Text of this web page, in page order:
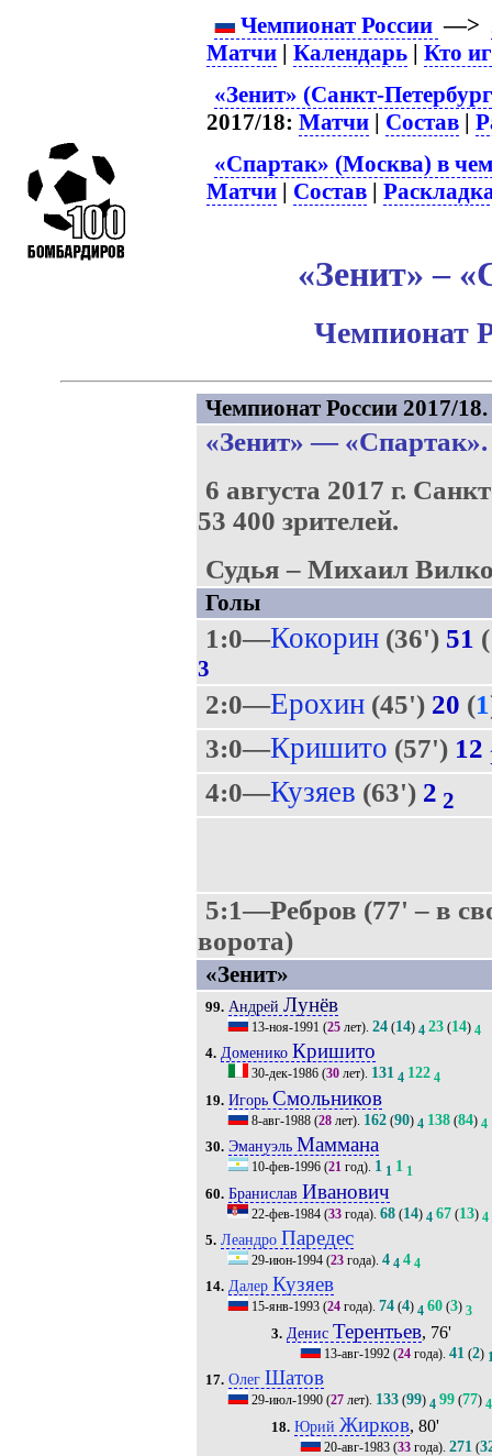
Чемпионат России —>
Матчи |Календарь |Кто
«Зенит» (Санкт-
2017/18:Матчи | Состав |
«Спартак» (Москва) в
Матчи | Состав |
«Зенит» –
Чемпионат
Чемпионат России 2017/
«Зенит» — «Спартак»
6 августа 2017 г.
53 400 зрителей.
Судья – Михаил
Голы
1:0—Кокорин(36') 51 (
3
2:0—Ерохин(45') 20 (1
3:0—Кришито (57') 12
4:0—Кузяев (63') 2 2
5:1—Ребров (77' – в
ворота)
«Зенит»
99. Андрей Лунёв
13-ноя-1991 (25лет). 24(14) 4 23(14) 4
4. Доменико Кришито
30-дек-1986(30лет). 131 4 122 4
19. Игорь Смольников
8-авг-1988(28лет). 162(90) 4 138(84) 4
30. Эмануэль Маммана
10-фев-1996(21год). 1 1 1 1
60. Бранислав Иванович
22-фев-1984(33года). 68(14) 4 67(13) 4
5. Леандро Паредес
29-июн-1994(23года). 4 4 4 4
14. Далер Кузяев
15-янв-1993(24года). 74(4) 4 60(3) 3
3. Денис Терентьев, 76'
13-авг-1992 (24 года).41 (2)
17. Олег Шатов
29-июл-1990(27лет). 133(99) 4 99(77) 4
18. Юрий Жирков, 80'
20-авг-1983 (33 года).271 (